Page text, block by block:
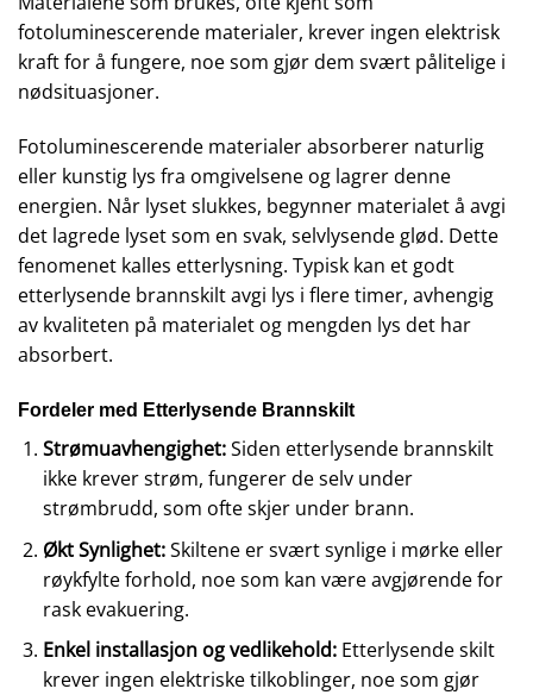
fotoluminescerende materialer, krever ingen elektrisk
kraft for å fungere, noe som gjør dem svært pålitelige i
nødsituasjoner.
Fotoluminescerende materialer absorberer naturlig
eller kunstig lys fra omgivelsene og lagrer denne
energien. Når lyset slukkes, begynner materialet å avgi
det lagrede lyset som en svak, selvlysende glød. Dette
fenomenet kalles etterlysning. Typisk kan et godt
etterlysende brannskilt avgi lys i flere timer, avhengig
av kvaliteten på materialet og mengden lys det har
absorbert.
Fordeler med Etterlysende Brannskilt
Strømuavhengighet:Siden etterlysende brannskilt
ikke krever strøm, fungerer de selv under
strømbrudd, som ofte skjer under brann.
Økt Synlighet:Skiltene er svært synlige i mørke eller
røykfylte forhold, noe som kan være avgjørende for
rask evakuering.
Enkel installasjon og vedlikehold:Etterlysende skilt
krever ingen elektriske tilkoblinger, noe som gjør